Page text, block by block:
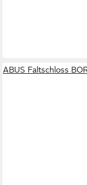
ABUS Faltschloss